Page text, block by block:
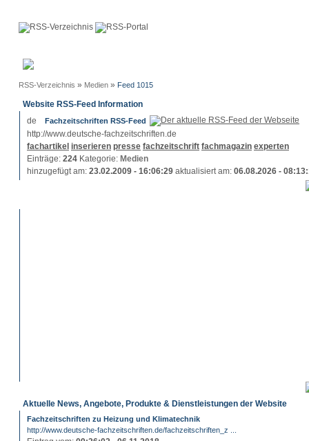
RSS-Verzeichnis » Medien » Feed 1015
Website RSS-Feed Information
Fachzeitschriften RSS-Feed
http://www.deutsche-fachzeitschriften.de
fachartikel inserieren presse fachzeitschrift fachmagazin experten
Einträge: 224 Kategorie: Medien
hinzugefügt am: 23.02.2009 - 16:06:29 aktualisiert am: 06.08.2026 -
Aktuelle News, Angebote, Produkte & Dienstleistungen der Website
Fachzeitschriften zu Heizung und Klimatechnik
http://www.deutsche-fachzeitschriften.de/fachzeitschriften_z ...